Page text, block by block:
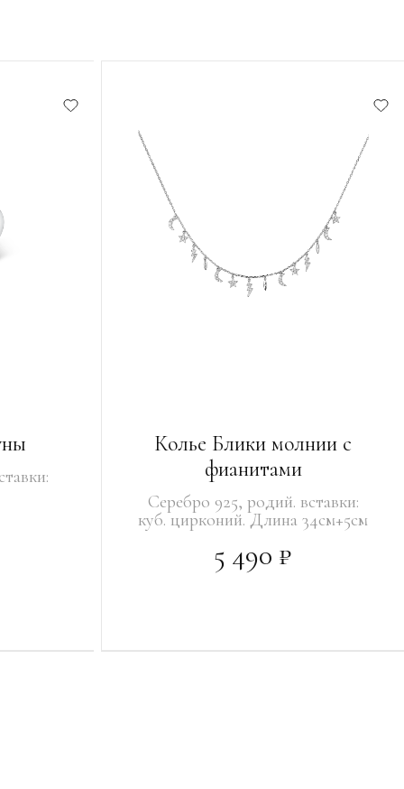
Колье Блики молнии с
фианитами
Серебро 925, родий. вставки:
куб. цирконий. Длина 34см+5см
5 490 ₽